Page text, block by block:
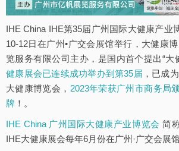
IHE China IHE第35届广州国际大健康产业
10-12日在广州•广交会展馆举行，大健康
览服务有限公司主办，是国内首个提出“大
健康展会已连续成功举办到第35届 ，已成
大健康博览会， 2023年荣获广州市商务局
牌 ！。
IHE China 广州国际大健康产业博览会 简
IHE大健康展会每年6月份在广州·广交会展